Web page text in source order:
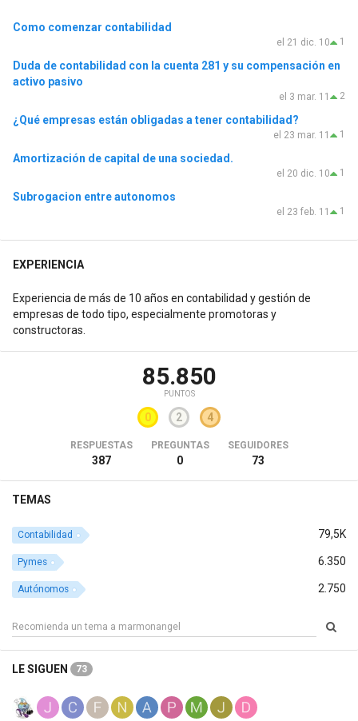
Como comenzar contabilidad
1
el 21 dic. 10
Duda de contabilidad con la cuenta 281 y su compensación en
activo pasivo
2
el 3 mar. 11
¿Qué empresas están obligadas a tener contabilidad?
1
el 23 mar. 11
Amortización de capital de una sociedad.
1
el 20 dic. 10
Subrogacion entre autonomos
1
el 23 feb. 11
EXPERIENCIA
Experiencia de más de 10 años en contabilidad y gestión de
empresas de todo tipo, especialmente promotoras y
constructoras.
85.850
PUNTOS
0 2 4
RESPUESTAS
387
PREGUNTAS
0
SEGUIDORES
73
TEMAS
79,5K
Contabilidad
6.350
Pymes
2.750
Autónomos
LE SIGUEN 73